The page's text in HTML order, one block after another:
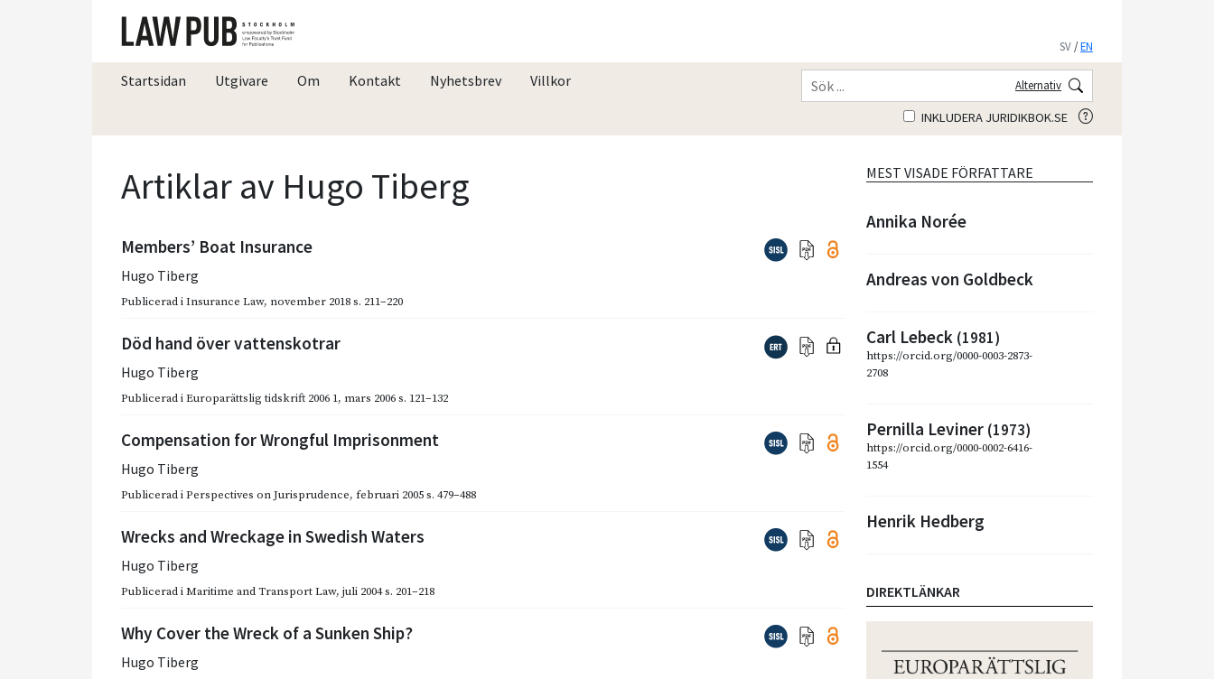
SV /EN
Startsidan Utgivare Om Kontakt Nyhetsbrev Villkor Alternativ
INKLUDERA JURIDIKBOK.SE
Artiklar av Hugo Tiberg
Members’ Boat Insurance
Hugo Tiberg
Publicerad iInsurance Law, november 2018s. 211–220
Död hand över vattenskotrar
Hugo Tiberg
Publicerad iEuroparättslig tidskrift 2006 1, mars 2006s. 121–132
Compensation for Wrongful Imprisonment
Hugo Tiberg
Publicerad iPerspectives on Jurisprudence, februari 2005s. 479–488
Wrecks and Wreckage in Swedish Waters
Hugo Tiberg
Publicerad iMaritime and Transport Law, juli 2004s. 201–218
Why Cover the Wreck of a Sunken Ship?
Hugo Tiberg
MEST VISADE FÖRFATTARE
Annika Norée
Andreas von Goldbeck
Carl Lebeck (1981)
https://orcid.org/0000-0003-2873-
2708
Pernilla Leviner (1973)
https://orcid.org/0000-0002-6416-
1554
Henrik Hedberg
DIREKTLÄNKAR